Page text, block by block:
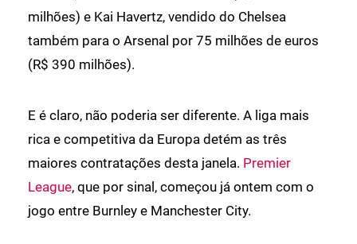
milhões) e Kai Havertz, vendido do Chelsea
também para o Arsenal por 75 milhões de euros
(R$ 390 milhões).
E é claro, não poderia ser diferente. A liga mais
rica e competitiva da Europa detém as três
maiores contratações desta janela. Premier
League, que por sinal, começou já ontem com o
jogo entre Burnley e Manchester City.